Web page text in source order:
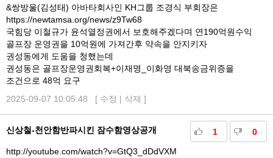
&쌍방울(김성태) 아바타회사인 KH그룹 조경식 부회장은
https://newtamsa.org/news/z9Tw68
국힘당 이철규가 윤석열정권에서 보호해주겠다며 연190억원수익
골프장 운영권을 10억원에 가져간후 약속을 안지키자
권성동에게 도움을 청했는데
권성동은 골프장운영권회복+이재명_이화영 대북송금위증을
조건으로 48억 요구
2025-09-07 10:05:48 [ 수정 | 삭제 ]
1 0
신상철-천안함반파시킨 잠수함영상공개
http://youtube.com/watch?v=GtQ3_dDdVXM